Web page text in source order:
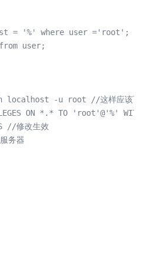
= '%' where user ='root';
user;
-u root //这样应该可以
ON *.* TO 'root'@'%'
//修改生效
务器